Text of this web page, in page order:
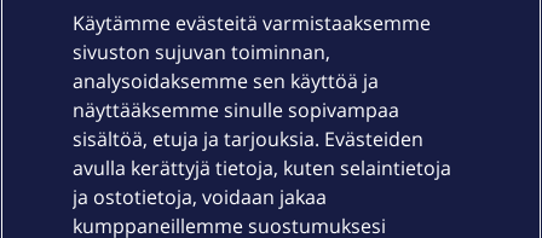
Laitteet & liittymät
Palvelut
Käytämme evästeitä varmistaaksemme
sivuston sujuvan toiminnan,
analysoidaksemme sen käyttöä ja
näyttääksemme sinulle sopivampaa
sisältöä, etuja ja tarjouksia. Evästeiden
avulla kerättyjä tietoja, kuten selaintietoja
ja ostotietoja, voidaan jakaa
kumppaneillemme suostumuksesi